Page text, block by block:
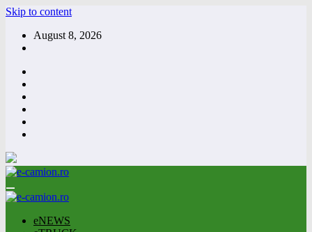
Skip to content
August 8, 2026
eNEWS